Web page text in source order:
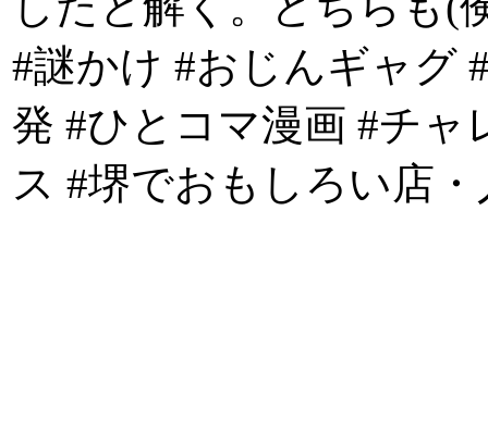
#謎かけ #おじんギャグ
発 #ひとコマ漫画 #チ
ス #堺でおもしろい店